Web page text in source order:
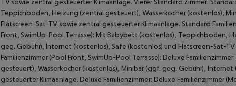
Teppichboden, Heizung (zentral gesteuert), Wasserkocher (kostenlos),
Flatscreen-Sat-TV sowie zentral gesteuerter Klimaanlage. Standard
Front, SwimUp-Pool Terrasse): Mit Babybett (kostenlos), Teppichboden,
geg. Gebühr), Internet (kostenlos), Safe (kostenlos) und Flatscreen-Sat-
Familienzimmer (Pool Front, SwimUp-Pool Terrasse): Deluxe
gesteuert), Wasserkocher (kostenlos), Minibar (ggf. geg. Gebühr),
gesteuerter Klimaanlage. Deluxe Familienzimmer: Deluxe Familienzimmer